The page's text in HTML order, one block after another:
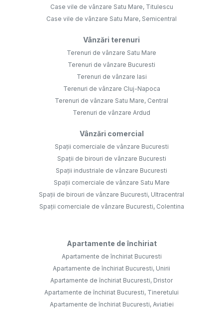
Case vile de vânzare Satu Mare, Titulescu
Case vile de vânzare Satu Mare, Semicentral
Vânzări terenuri
Terenuri de vânzare Satu Mare
Terenuri de vânzare Bucuresti
Terenuri de vânzare Iasi
Terenuri de vânzare Cluj-Napoca
Terenuri de vânzare Satu Mare, Central
Terenuri de vânzare Ardud
Vânzări comercial
Spații comerciale de vânzare Bucuresti
Spații de birouri de vânzare Bucuresti
Spații industriale de vânzare Bucuresti
Spații comerciale de vânzare Satu Mare
Spații de birouri de vânzare Bucuresti, Ultracentral
Spații comerciale de vânzare Bucuresti, Colentina
Apartamente de închiriat
Apartamente de închiriat Bucuresti
Apartamente de închiriat Bucuresti, Unirii
Apartamente de închiriat Bucuresti, Dristor
Apartamente de închiriat Bucuresti, Tineretului
Apartamente de închiriat Bucuresti, Aviatiei